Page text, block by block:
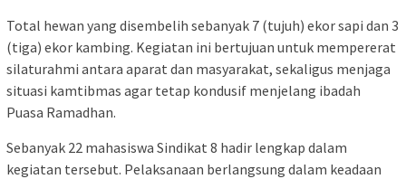
Total hewan yang disembelih sebanyak 7 (tujuh) ekor sapi dan 3
(tiga) ekor kambing. Kegiatan ini bertujuan untuk mempererat
silaturahmi antara aparat dan masyarakat, sekaligus menjaga
situasi kamtibmas agar tetap kondusif menjelang ibadah
Puasa Ramadhan.
Sebanyak 22 mahasiswa Sindikat 8 hadir lengkap dalam
kegiatan tersebut. Pelaksanaan berlangsung dalam keadaan